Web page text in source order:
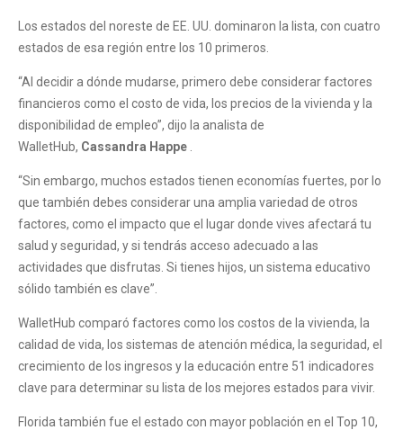
Los estados del noreste de EE. UU. dominaron la lista, con cuatro
estados de esa región entre los 10 primeros.
“Al decidir a dónde mudarse, primero debe considerar factores
financieros como el costo de vida, los precios de la vivienda y la
disponibilidad de empleo”, dijo la analista de
WalletHub, Cassandra Happe
“Sin embargo, muchos estados tienen economías fuertes, por lo
que también debes considerar una amplia variedad de otros
factores, como el impacto que el lugar donde vives afectará tu
salud y seguridad, y si tendrás acceso adecuado a las
actividades que disfrutas. Si tienes hijos, un sistema educativo
sólido también es clave”.
WalletHub comparó factores como los costos de la vivienda, la
calidad de vida, los sistemas de atención médica, la seguridad, el
crecimiento de los ingresos y la educación entre 51 indicadores
clave para determinar su lista de los mejores estados para vivir.
Florida también fue el estado con mayor población en el Top 10,